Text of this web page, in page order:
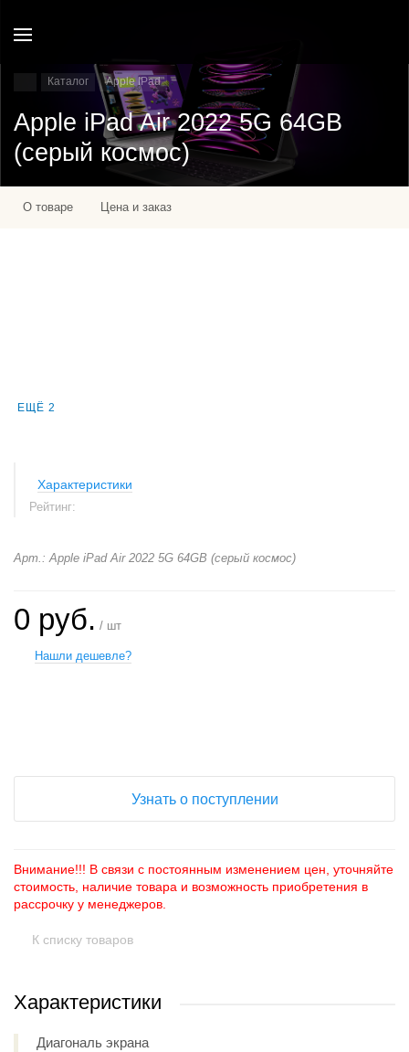
Каталог Apple IPad
Apple iPad Air 2022 5G 64GB
(серый космос)
О товаре Цена и заказ
ЕЩЁ 2
Характеристики
Рейтинг:
Арт.: Apple iPad Air 2022 5G 64GB (серый космос)
0 руб. / шт
Нашли дешевле?
Узнать о поступлении
Внимание!!! В связи с постоянным изменением цен, уточняйте
стоимость, наличие товара и возможность приобретения в
рассрочку у менеджеров.
К списку товаров
Характеристики
Диагональ экрана